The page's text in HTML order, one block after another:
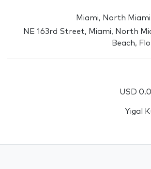
Miami, North Miami
2725 NE 163rd Street, Miami, North
Beach,
Yigal